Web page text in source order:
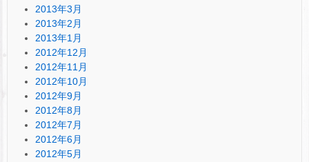
2013年3月
2013年2月
2013年1月
2012年12月
2012年11月
2012年10月
2012年9月
2012年8月
2012年7月
2012年6月
2012年5月